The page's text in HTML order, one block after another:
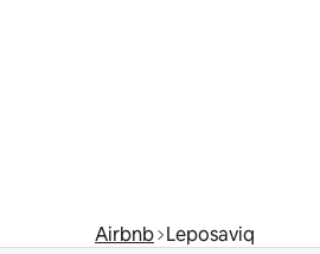
Airbnb Leposaviq